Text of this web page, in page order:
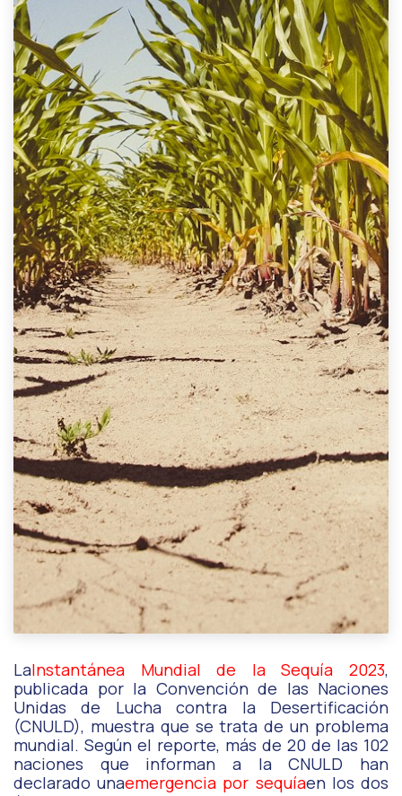
LaInstantánea Mundial de la Sequía 2023,
publicada por la Convención de las Naciones
Unidas de Lucha contra la Desertificación
(CNULD), muestra que se trata de un problema
mundial. Según el reporte, más de 20 de las 102
naciones que informan a la CNULD han
declarado unaemergencia por sequíaen los dos